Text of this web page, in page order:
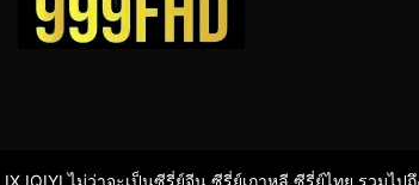
IQIYI ไม่ว่าจะเป็นซีรี่ย์จีน ซีรี่ย์เกาหลี ซีรี่ย์ไทย รวมไ